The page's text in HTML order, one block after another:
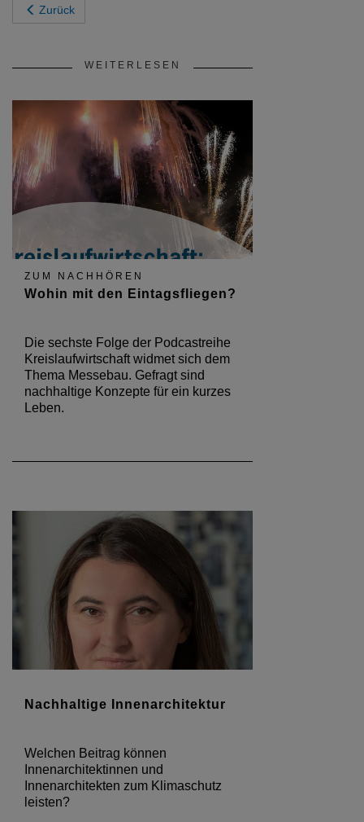
Zurück
WEITERLESEN
ZUM NACHHÖREN
Wohin mit den Eintagsfliegen?
Die sechste Folge der Podcastreihe
Kreislaufwirtschaft widmet sich dem
Thema Messebau. Gefragt sind
nachhaltige Konzepte für ein kurzes
Leben.
Nachhaltige Innenarchitektur
Welchen Beitrag können
Innenarchitektinnen und
Innenarchitekten zum Klimaschutz
leisten?